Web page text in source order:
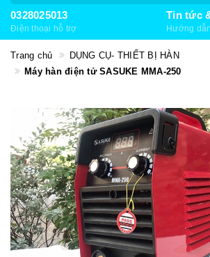
0328025013
Điện thoại hỗ trợ
Tin tức
Hướng
Trang chủ
DỤNG CỤ- THIẾT BỊ HÀN
Máy hàn điện tử SASUKE MMA-250